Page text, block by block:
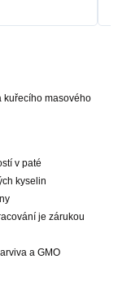
kuřecího masového
v paté
kyselin
je zárukou
a GMO